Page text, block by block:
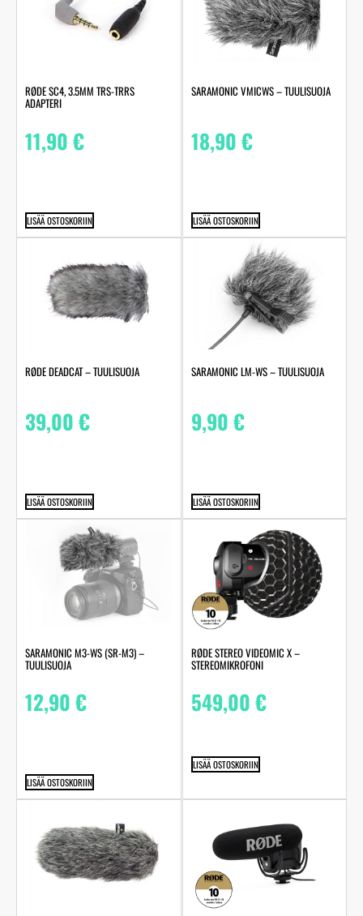
RØDE SC4, 3.5MM TRS-TRRS
ADAPTERI
11,90€
LISÄÄ OSTOSKORIIN
SARAMONIC VMICWS – TUULISUOJA
18,90€
LISÄÄ OSTOSKORIIN
RØDE DEADCAT – TUULISUOJA
39,00€
LISÄÄ OSTOSKORIIN
SARAMONIC LM-WS – TUULISUOJA
9,90€
LISÄÄ OSTOSKORIIN
SARAMONIC M3-WS (SR-M3) –
TUULISUOJA
12,90€
LISÄÄ OSTOSKORIIN
RØDE STEREO VIDEOMIC X –
STEREOMIKROFONI
549,00€
LISÄÄ OSTOSKORIIN